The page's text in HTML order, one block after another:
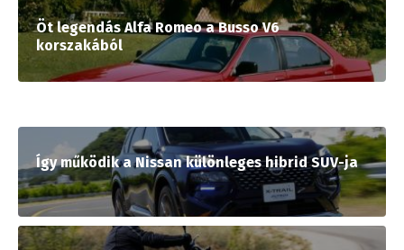
Öt legendás Alfa Romeo a Busso V6
korszakából
Így működik a Nissan különleges hibrid SUV-ja